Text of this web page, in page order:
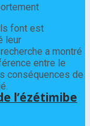
l’ézétimibe
font est
leur
a montré
entre le
conséquences de